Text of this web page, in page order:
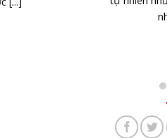
tố ảnh